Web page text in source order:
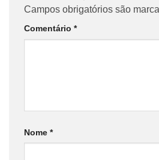
Campos obrigatórios são
Comentário *
Nome *